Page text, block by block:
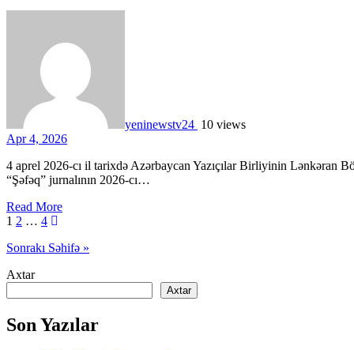
yeninewstv24 10 views
Apr 4, 2026
4 aprel 2026-cı il tarixdə Azərbaycan Yazıçılar Birliyinin Lənkəran Bölməsində bölmənin ədəbi-bədii, publisistik orqanı olan
“Şəfəq” jurnalının 2026-cı…
Read More
Posts
pagination
1 2 … 4
Sonrakı Səhifə »
Axtar
Axtar
Son Yazılar